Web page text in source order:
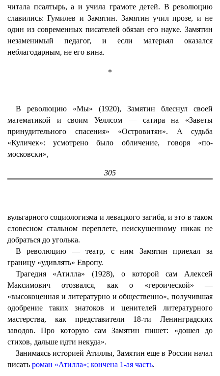
читала псалтырь, а и учила грамоте детей. В революцию
славились: Гумилев и Замятин. Замятин учил прозе, и не
один из современных писателей обязан его науке. Замятин
незаменимый педагог, и если матерьял оказался
неблагодарным, не его вина.
*
В революцию «Мы» (1920), Замятин блеснул своей
математикой и своим Уеллсом — сатира на «Заветы
принудительного спасения» «Островитян». А судьба
«Куличек»: усмотрено было обличение, говоря «по-
московски»,
305
вульгарного социологизма и левацкого загиба, и это в таком
словесном стальном переплете, неискушенному никак не
добраться до уголька.
В революцию — театр, с ним Замятин приехал за
границу «удивлять» Европу.
Трагедия «Атилла» (1928), о которой сам Алексей
Максимович отозвался, как о «героической» —
«высокоценная и литературно и общественно», получившая
одобрение таких знатоков и ценителей литературного
мастерства, как представители 18-ти Ленинградских
заводов. Про которую сам Замятин пишет: «дошел до
стихов, дальше идти некуда».
Занимаясь историей Атиллы, Замятин еще в России начал
писать роман «Атилла»; кончена 1-ая часть.